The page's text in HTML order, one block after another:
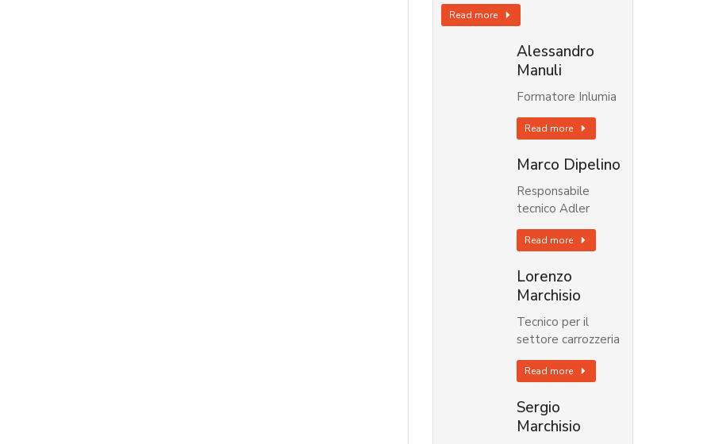
Read more
Alessandro
Manuli
Formatore Inlumia
Read more
Marco Dipelino
Responsabile
tecnico Adler
Read more
Lorenzo
Marchisio
Tecnico per il
settore carrozzeria
Read more
Sergio
Marchisio